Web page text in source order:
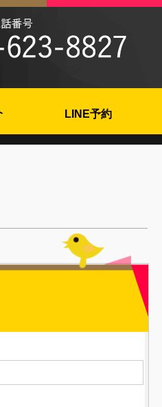
LINE予約